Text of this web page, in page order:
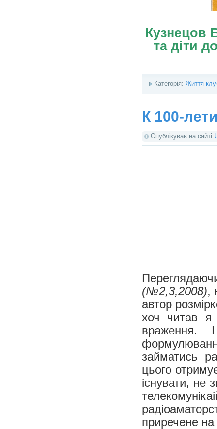
Кузнецов
та діти
Категорія: Життя
К 100-
Опублікував на сайті
(№2,3,2008),
автор
хоч читав я
враження.
займатись
цього
існувати, не
приречене на